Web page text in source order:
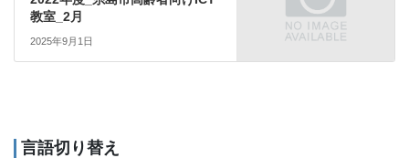
教室_2月
2025年9月1日
言語切り替え